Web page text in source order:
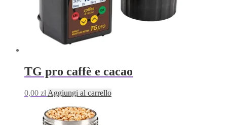
TG pro caffè e cacao
0,00 zł Aggiungi al carrello